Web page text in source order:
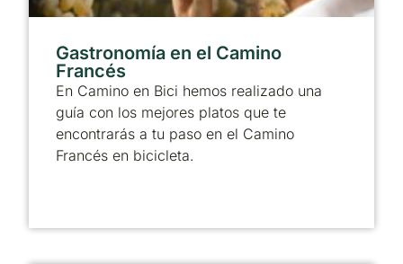
Gastronomía en el Camino
Francés
En Camino en Bici hemos realizado una
guía con los mejores platos que te
encontrarás a tu paso en el Camino
Francés en bicicleta.